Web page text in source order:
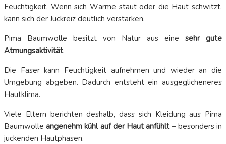
Feuchtigkeit. Wenn sich Wärme staut oder die Haut schwitzt,
kann sich der Juckreiz deutlich verstärken.
Pima Baumwolle besitzt von Natur aus eine sehr gute
Atmungsaktivität.
Die Faser kann Feuchtigkeit aufnehmen und wieder an die
Umgebung abgeben. Dadurch entsteht ein ausgeglicheneres
Hautklima.
Viele Eltern berichten deshalb, dass sich Kleidung aus Pima
Baumwolleangenehm kühl auf der Haut anfühlt– besonders in
juckenden Hautphasen.